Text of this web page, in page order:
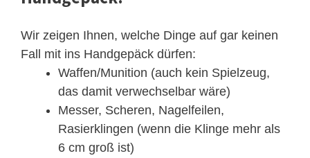
Wir zeigen Ihnen, welche Dinge auf gar keinen
Fall mit ins Handgepäck dürfen:
Waffen/Munition (auch kein Spielzeug,
das damit verwechselbar wäre)
Messer, Scheren, Nagelfeilen,
Rasierklingen (wenn die Klinge mehr als
6 cm groß ist)